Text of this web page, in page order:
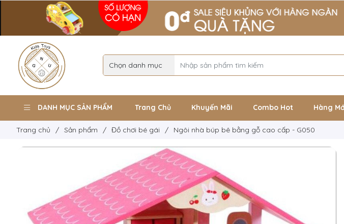
DANH MỤC SẢN PHẨM Trang Chủ Khuyến Mãi Combo Hot Hàng
Trang chủ / Sản phẩm / Đồ chơi bé gái / Ngôi nhà búp bê bằng gỗ cao cấp - G050